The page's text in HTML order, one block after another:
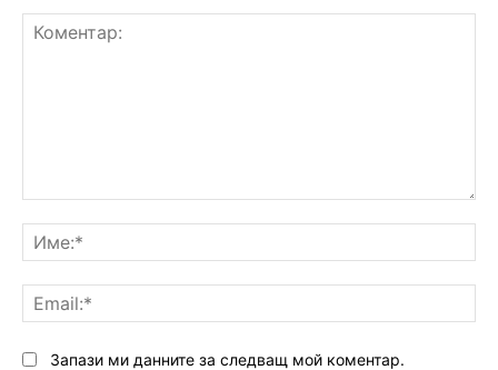
Запази ми данните за следващ мой коментар.